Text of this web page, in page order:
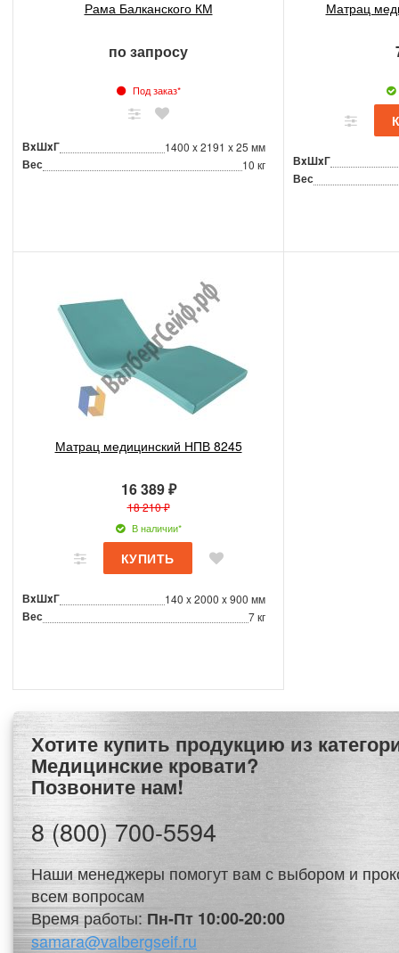
Рама Балканского КМ
по запросу
Под заказ*
ВxШxГ 1400 x 2191 x 25 мм
Вес 10 кг
Матрац
ВxШxГ
Вес
Матрац медицинский НПВ 8245
16 389 ₽
18 210 ₽
В наличии*
ВxШxГ 140 x 2000 x 900 мм
Вес 7 кг
Хотите купить продукцию из категории
Медицинские кровати?
Позвоните нам!
8 (800) 700-5594
Наши менеджеры помогут вам с выбором и
всем вопросам
Время работы: Пн-Пт 10:00-20:00
samara@valbergseif.ru